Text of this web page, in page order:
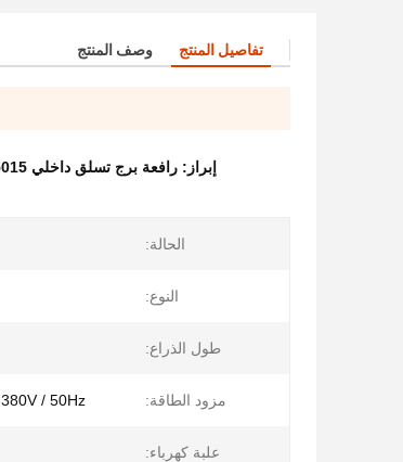
تفاصيل المنتج وصف المنتج
إبراز: رافعة برج تسلق داخلي QTZ80,5015 رافعة البرج داخل المبنى,رافعة البرج الداخلي في الفلبين
الحالة:
النوع:
طول الذراع:
مزود الطاقة: 380V / 50Hz أو حسب متطلبات العميل
علبة كهرباء: